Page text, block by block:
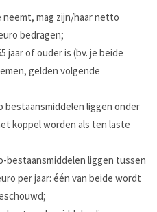
mag zijn/haar netto
bedragen;
jaar of ouder is (bv. je beide
gelden volgende
bestaansmiddelen liggen onder
koppel worden als ten laste
bestaansmiddelen liggen tussen
per jaar: één van beide wordt